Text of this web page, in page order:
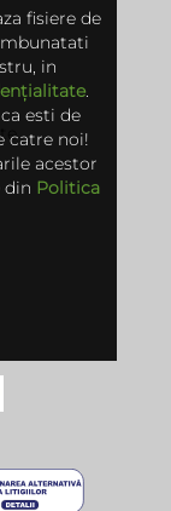
fisiere de
in
.
esti de
catre noi!
acestor
din Politica